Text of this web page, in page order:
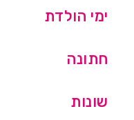
ימי הולדת
חתונה
שונות